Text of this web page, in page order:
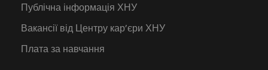
Публічна інформація ХНУ
Вакансії від Центру кар’єри ХНУ
Плата за навчання